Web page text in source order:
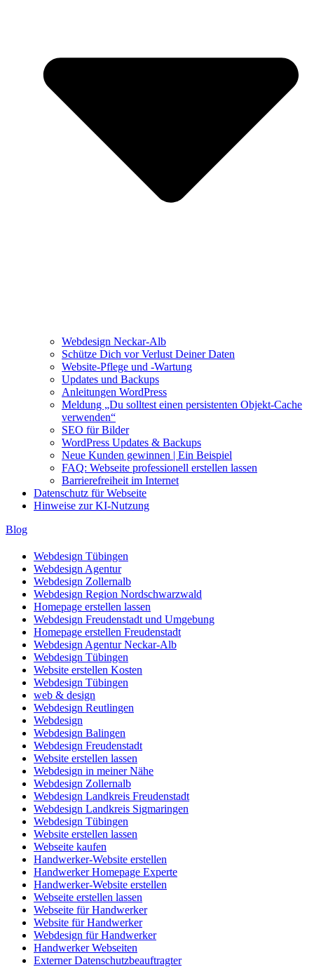
Webdesign Neckar-Alb
Schütze Dich vor Verlust Deiner Daten
Website-Pflege und -Wartung
Updates und Backups
Anleitungen WordPress
Meldung „Du solltest einen persistenten Objekt-Cache
verwenden“
SEO für Bilder
WordPress Updates & Backups
Neue Kunden gewinnen | Ein Beispiel
FAQ: Webseite professionell erstellen lassen
Barrierefreiheit im Internet
Datenschutz für Webseite
Hinweise zur KI-Nutzung
Blog
Webdesign Tübingen
Webdesign Agentur
Webdesign Zollernalb
Webdesign Region Nordschwarzwald
Homepage erstellen lassen
Webdesign Freudenstadt und Umgebung
Homepage erstellen Freudenstadt
Webdesign Agentur Neckar-Alb
Webdesign Tübingen
Website erstellen Kosten
Webdesign Tübingen
web & design
Webdesign Reutlingen
Webdesign
Webdesign Balingen
Webdesign Freudenstadt
Website erstellen lassen
Webdesign in meiner Nähe
Webdesign Zollernalb
Webdesign Landkreis Freudenstadt
Webdesign Landkreis Sigmaringen
Webdesign Tübingen
Website erstellen lassen
Webseite kaufen
Handwerker-Website erstellen
Handwerker Homepage Experte
Handwerker-Website erstellen
Webseite erstellen lassen
Webseite für Handwerker
Website für Handwerker
Webdesign für Handwerker
Handwerker Webseiten
Externer Datenschutzbeauftragter